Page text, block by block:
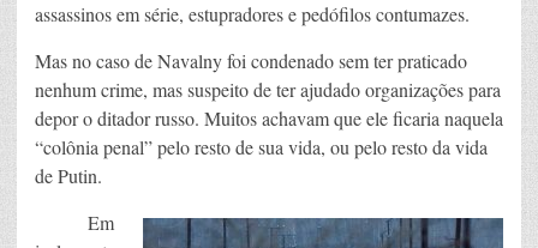
assassinos em série, estupradores e pedófilos contumazes.
Mas no caso de Navalny foi condenado sem ter praticado
nenhum crime, mas suspeito de ter ajudado organizações para
depor o ditador russo. Muitos achavam que ele ficaria naquela
“colônia penal” pelo resto de sua vida, ou pelo resto da vida
de Putin.
Em